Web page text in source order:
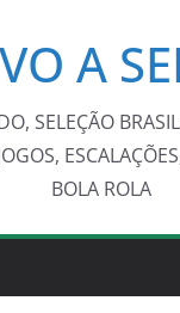
A
SELEÇÃO
BOLA ROLA